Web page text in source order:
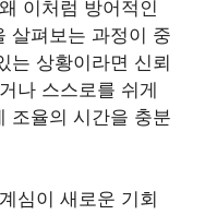
이처럼 방어적인
살펴보는 과정이 중
는 상황이라면 신뢰
나 스스로를 쉬게
조율의 시간을 충분
심이 새로운 기회